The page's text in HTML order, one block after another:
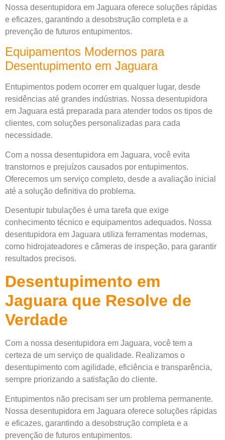
Nossa desentupidora em Jaguara oferece soluções rápidas
e eficazes, garantindo a desobstrução completa e a
prevenção de futuros entupimentos.
Equipamentos Modernos para
Desentupimento em Jaguara
Entupimentos podem ocorrer em qualquer lugar, desde
residências até grandes indústrias. Nossa desentupidora
em Jaguara está preparada para atender todos os tipos de
clientes, com soluções personalizadas para cada
necessidade.
Com a nossa desentupidora em Jaguara, você evita
transtornos e prejuízos causados por entupimentos.
Oferecemos um serviço completo, desde a avaliação inicial
até a solução definitiva do problema.
Desentupir tubulações é uma tarefa que exige
conhecimento técnico e equipamentos adequados. Nossa
desentupidora em Jaguara utiliza ferramentas modernas,
como hidrojateadores e câmeras de inspeção, para garantir
resultados precisos.
Desentupimento em
Jaguara que Resolve de
Verdade
Com a nossa desentupidora em Jaguara, você tem a
certeza de um serviço de qualidade. Realizamos o
desentupimento com agilidade, eficiência e transparência,
sempre priorizando a satisfação do cliente.
Entupimentos não precisam ser um problema permanente.
Nossa desentupidora em Jaguara oferece soluções rápidas
e eficazes, garantindo a desobstrução completa e a
prevenção de futuros entupimentos.